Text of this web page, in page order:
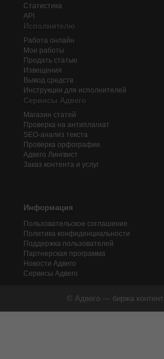
Статистика
API
Исполнителю
Работа онлайн
Мои работы
Продать статью
Извещения
Вывод средств
Инструкции для исполнителей
Сервисы Адвего
Магазин статей
Проверка на антиплагиат
SEO-анализ текста
Проверка орфографии
Адвего Лингвист
Заказ контента и услуг
Информация
Пользовательское соглашение
Политика конфиденциальности
Поддержка пользователей
Партнерская программа
Новости Адвего
Сервисы Адвего
© Адвего — биржа